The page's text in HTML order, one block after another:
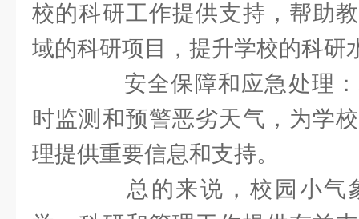
校的科研工作提供支持，帮助
域的科研项目，提升学校的科研
安全保障和应急处理：
时监测和预警恶劣天气，为学
理提供重要信息和支持。
总的来说，校园小气